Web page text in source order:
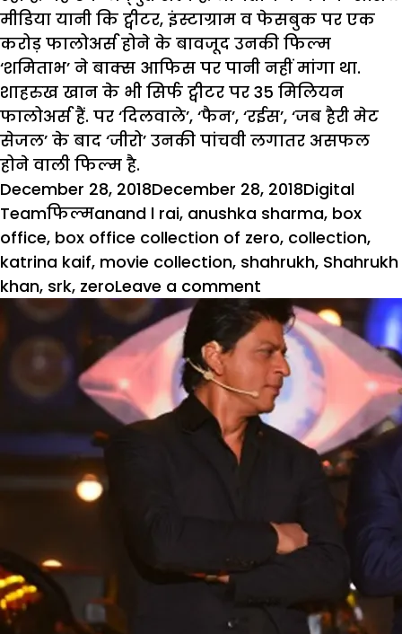
मीडिया यानी कि ट्वीटर, इंस्टाग्राम व फेसबुक पर एक
करोड़ फालोअर्स होने के बावजूद उनकी फिल्म
‘शमिताभ’ ने बाक्स आफिस पर पानी नहीं मांगा था.
शाहरुख खान के भी सिर्फ ट्वीटर पर 35 मिलियन
फालोअर्स हैं. पर ‘दिलवाले’, ‘फैन’, ‘रईस’, ‘जब हैरी मेट
सेजल’ के बाद ‘जीरो’ उनकी पांचवी लगातर असफल
होने वाली फिल्म है.
Posted
on
December 28, 2018December 28, 2018Author
Digital
TeamCategories
फिल्मTags
anand l rai, anushka sharma, box
office, box office collection of zero, collection,
katrina kaif, movie collection, shahrukh, Shahrukh
khan, srk, zeroLeave a comment
बौक्स
औफिस
कलेक्शन
में
औंधे
मुंह